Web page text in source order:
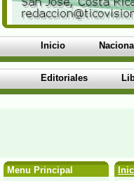
Inicio
Editoriales
Menu Principal